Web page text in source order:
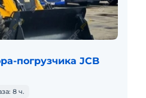
погрузчика JCB
8 ч.